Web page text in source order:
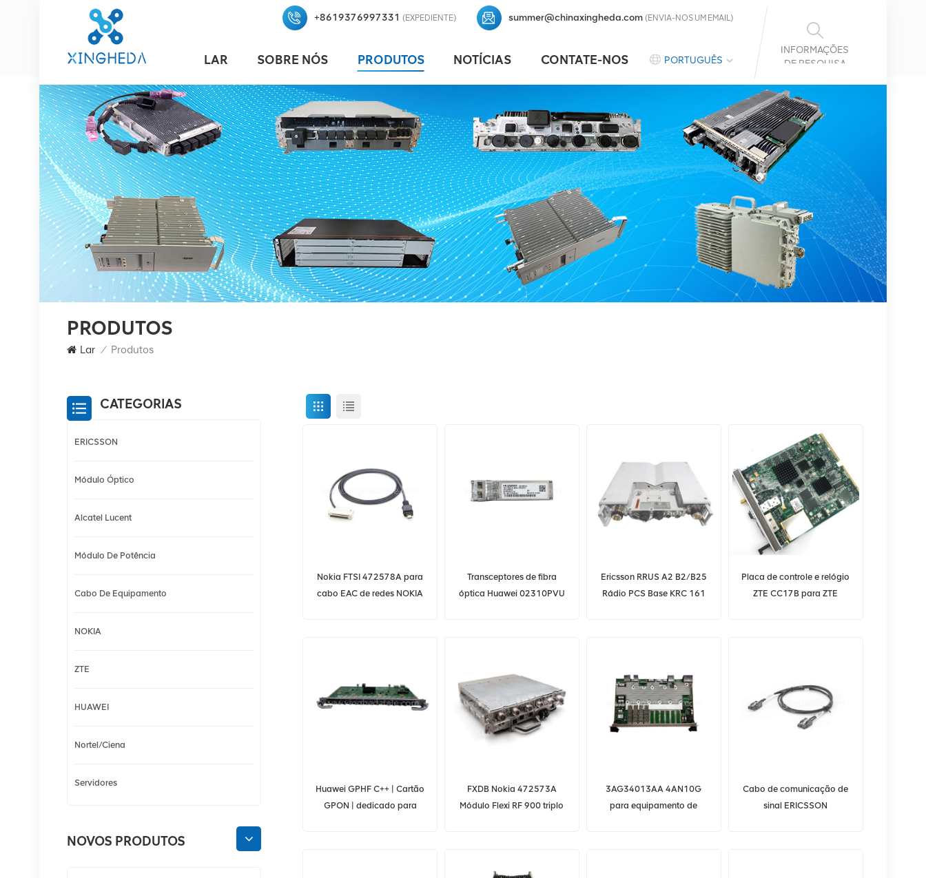
INFORMAÇÕES
DE PESQUISA
+8619376997331 (EXPEDIENTE) summer@chinaxingheda.com (ENVIA-NOS UM EMAIL)
LAR SOBRE NÓS PRODUTOS NOTÍCIAS CONTATE-NOS PORTUGUÊS
PRODUTOS
Lar / Produtos
Nokia FTSI 472578A para
cabo EAC de redes NOKIA
Transceptores de fibra
óptica Huawei 02310PVU
Ericsson RRUS A2 B2/B25
Rádio PCS Base KRC 161
Placa de controle e relógio
ZTE CC17B para ZTE
Huawei GPHF C++ | Cartão
GPON | dedicado para
FXDB Nokia 472573A
Módulo Flexi RF 900 triplo
3AG34013AA 4AN10G
para equipamento de
Cabo de comunicação de
sinal ERICSSON
CATEGORIAS
ERICSSON
Módulo Óptico
Alcatel Lucent
Módulo De Potência
Cabo De Equipamento
NOKIA
ZTE
HUAWEI
Nortel/Ciena
Servidores
NOVOS PRODUTOS